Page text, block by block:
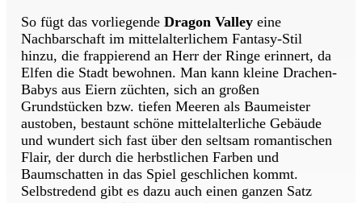
So fügt das vorliegende Dragon Valleyeine
Nachbarschaft im mittelalterlichem Fantasy-Stil
hinzu, die frappierend an Herr der Ringe erinnert, da
Elfen die Stadt bewohnen. Man kann kleine Drachen-
Babys aus Eiern züchten, sich an großen
Grundstücken bzw. tiefen Meeren als Baumeister
austoben, bestaunt schöne mittelalterliche Gebäude
und wundert sich fast über den seltsam romantischen
Flair, der durch die herbstlichen Farben und
Baumschatten in das Spiel geschlichen kommt.
Selbstredend gibt es dazu auch einen ganzen Satz